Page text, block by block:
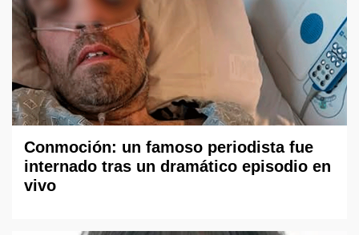
Conmoción: un famoso periodista fue
internado tras un dramático episodio en
vivo